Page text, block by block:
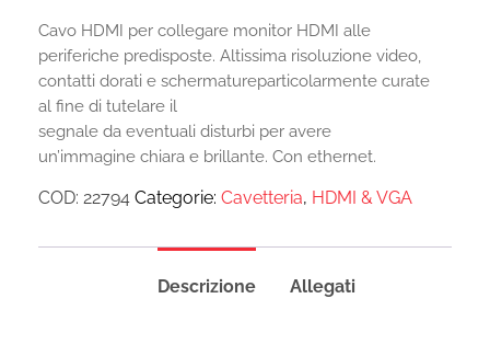
Cavo HDMI per collegare monitor HDMI alle
periferiche predisposte. Altissima risoluzione video,
contatti dorati e schermatureparticolarmente curate
al fine di tutelare il
segnale da eventuali disturbi per avere
un’immagine chiara e brillante. Con ethernet.
COD: 22794 Categorie: Cavetteria, HDMI & VGA
Descrizione Allegati